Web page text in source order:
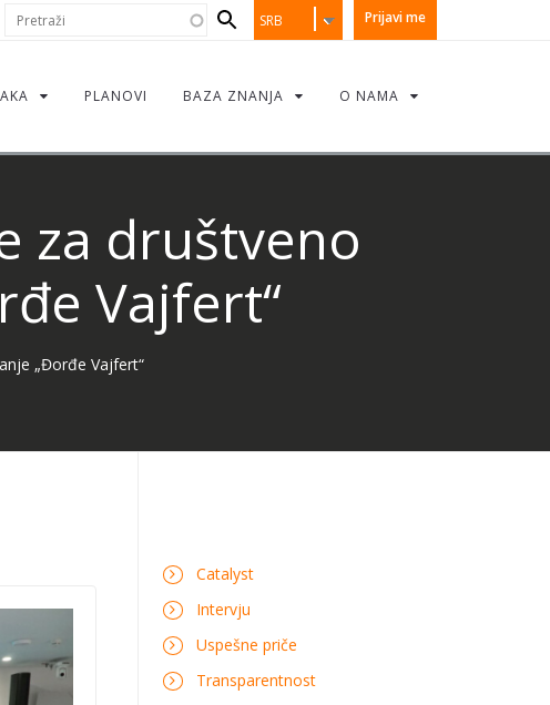
Prijavi me
SRB
Search
form
PLANOVI BAZA ZNANJA O NAMA
za društveno
Vajfert“
„Đorđe Vajfert“
Catalyst
Intervju
Uspešne priče
Transparentnost